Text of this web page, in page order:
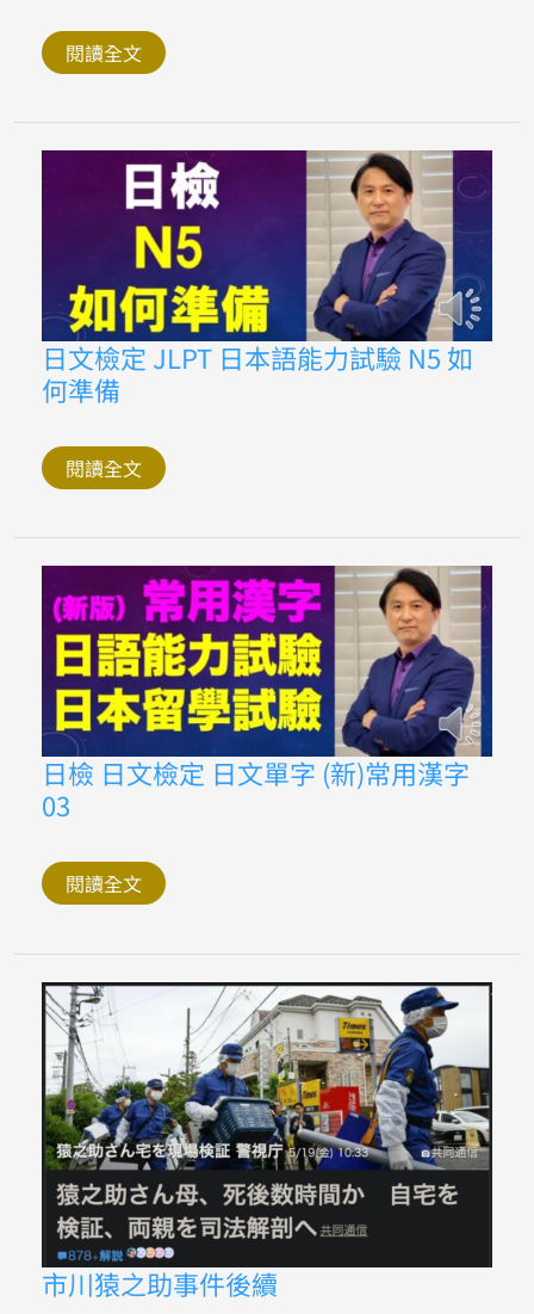
分
等
級
報
名
必
博
士
完
整
說
明
閱讀全文
日文檢定 JLPT 日本語能力試驗 N5 如
何準備
日
文
檢
定
日
本
語
試
驗
如
何
準
備
閱讀全文
日檢 日文檢定 日文單字 (新)常用漢字
03
日
檢
日
文
定
日
文
(新)
常
用
漢
字
03
閱讀全文
市川猿之助事件後續
市
川